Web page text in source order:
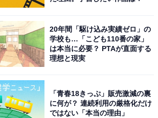
の上だから綺麗に見れそう」（30代男
周囲に街明かりがほとんどないため、
の環境です」（50代男性／東京都）、
が近くに感じられるスポットとして人
女性／兵庫県）といったコメントが寄
20年間「駆け込み実績ゼロ」の
学校も…「こども110番の家」
は本当に必要？ PTAが直面する
理想と現実
「青春18きっぷ」販売激減の裏
に何が？ 連続利用の厳格化だけ
ではない「本当の理由」